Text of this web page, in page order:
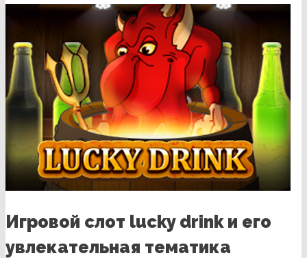
Игровой слот lucky drink и его
увлекательная тематика